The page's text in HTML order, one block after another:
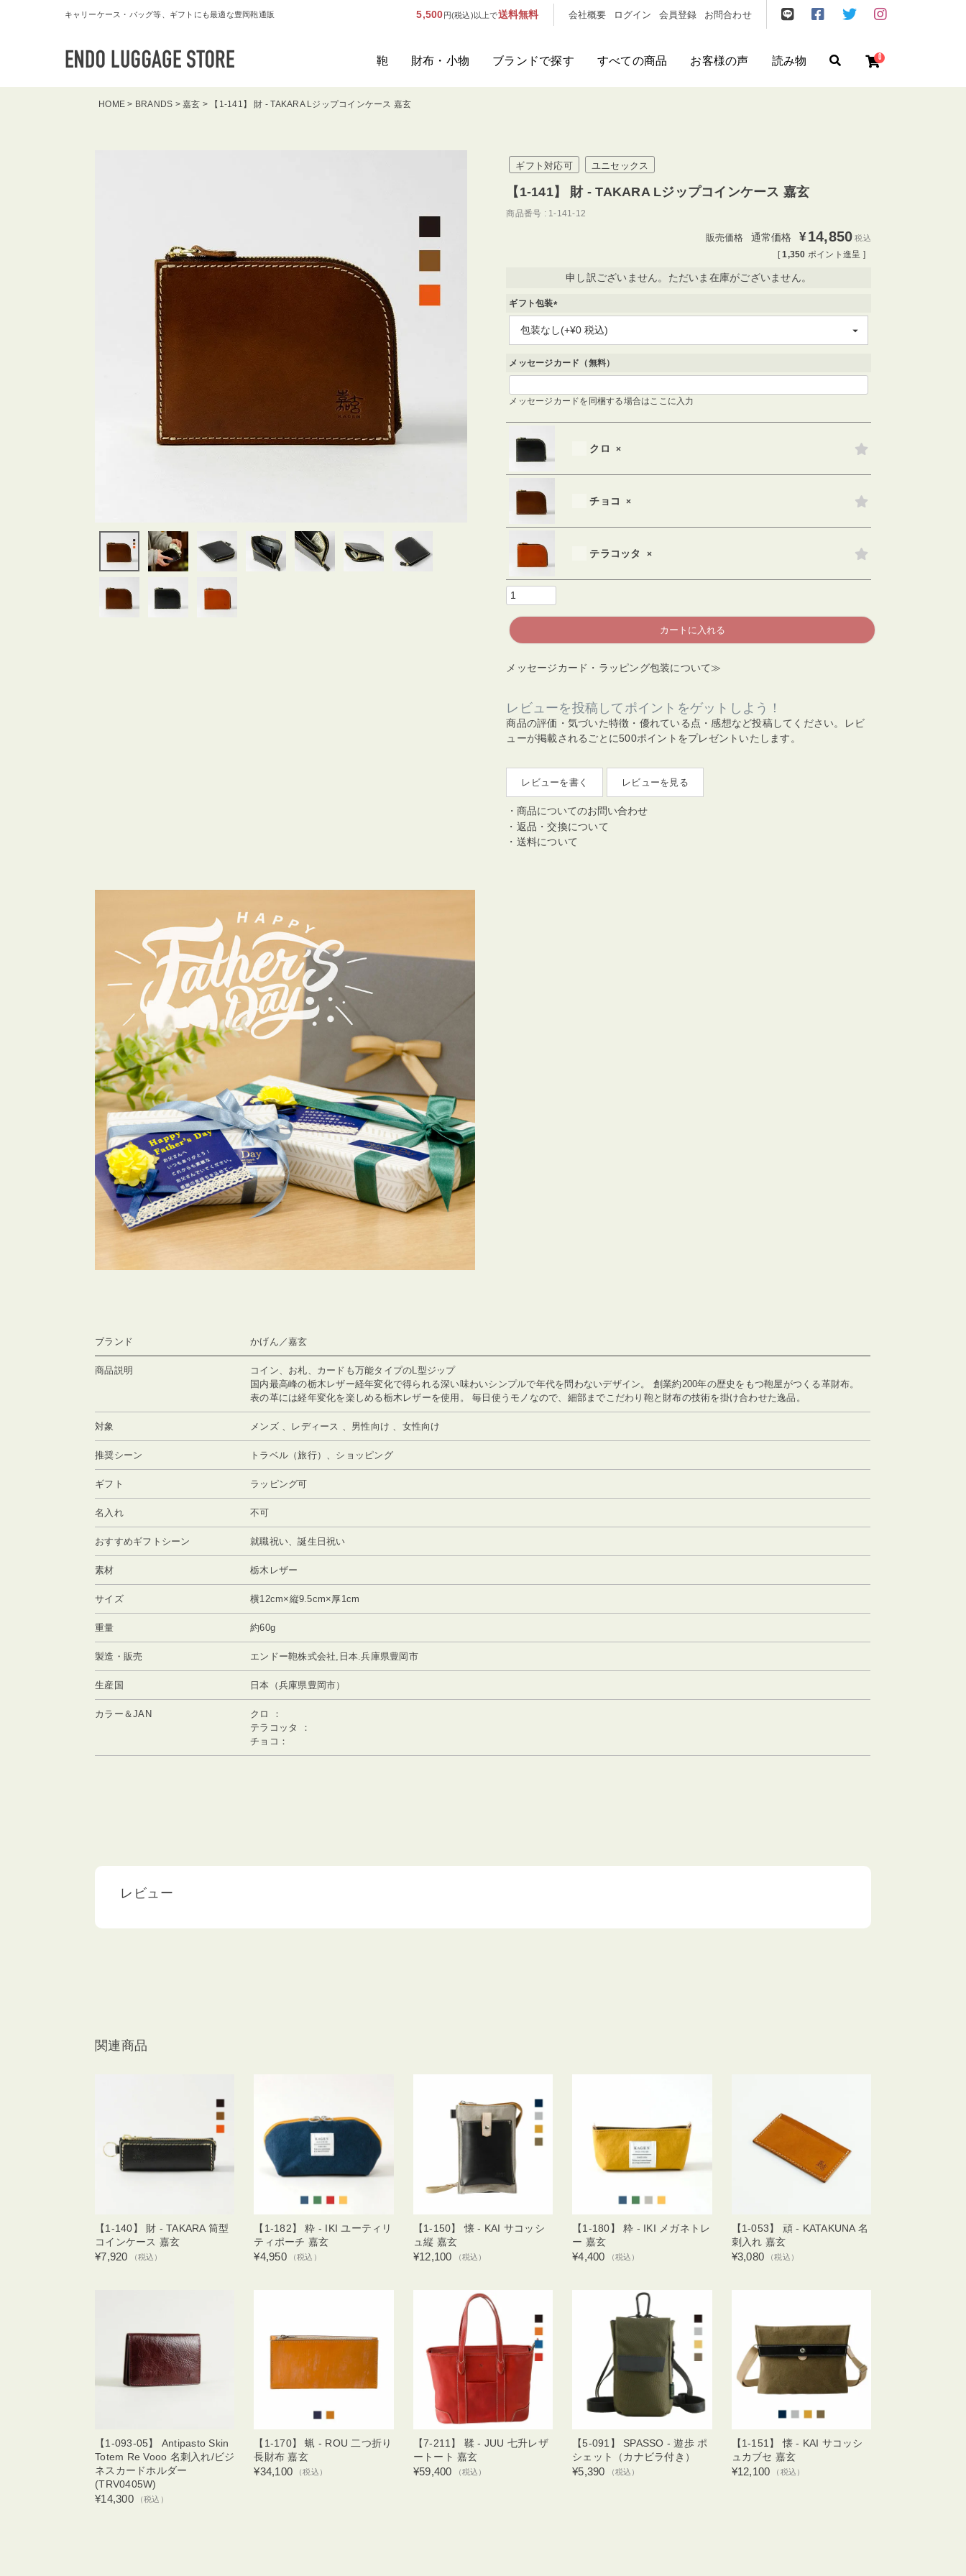
キャリーケース・バッグ等、ギフトにも最適な豊岡鞄通販 5,500円(税込)以上で送料無料 会社概要 ログイン 会員登録 お問合わせ
鞄 財布・小物 ブランドで探す すべての商品 お客様の声 読み物
ブランドから探す
0
HOME BRANDS 嘉玄 【1-141】 財 - TAKARA Lジップコインケース 嘉玄
ギフト対応可 ユニセックス
【1-141】 財 - TAKARA Lジップコインケース 嘉玄
商品番号 1-141-12
通常価格 ¥ 14,850 税込
[ 1,350 ポイント進呈 ]
申し訳ございません。ただいま在庫がございません。
ギフト包装
(
必
須
メッセージカード（無料）
メッセージカードを同梱する場合はここに入力
クロ ×
チョコ ×
テラコッタ ×
カートに入れる
メッセージカード・ラッピング包装について≫
レビューを投稿してポイントをゲットしよう！
商品の評価・気づいた特徴・優れている点・感想など投稿してください。レビ
ューが掲載されるごとに500ポイントをプレゼントいたします。
レビューを書く レビューを見る
商品についてのお問い合わせ
返品・交換について
送料について
ブランド かげん／嘉玄
商品説明
コイン、お札、カードも万能タイプのL型ジップ
国内最高峰の栃木レザー経年変化で得られる深い味わいシンプルで年代を問わないデザイン。 創業約200年の歴史をもつ鞄屋がつくる革財布。
表の革には経年変化を楽しめる栃木レザーを使用。 毎日使うモノなので、細部までこだわり鞄と財布の技術を掛け合わせた逸品。
対象 メンズ 、レディース 、男性向け 、女性向け
推奨シーン トラベル（旅行）、ショッピング
ギフト ラッピング可
名入れ 不可
おすすめギフトシーン 就職祝い、誕生日祝い
素材 栃木レザー
サイズ 横12cm×縦9.5cm×厚1cm
重量 約60g
製造・販売 エンドー鞄株式会社,日本.兵庫県豊岡市
生産国 日本（兵庫県豊岡市）
カラー＆JAN
クロ ：
テラコッタ ：
チョコ：
レビュー
関連商品
【1-140】 財 - TAKARA 筒型
コインケース 嘉玄
¥7,920 （税込）
【1-182】 粋 - IKI ユーティリ
ティポーチ 嘉玄
¥4,950 （税込）
【1-150】 懐 - KAI サコッシ
ュ縦 嘉玄
¥12,100 （税込）
【1-180】 粋 - IKI メガネトレ
ー 嘉玄
¥4,400 （税込）
【1-053】 頑 - KATAKUNA 名
刺入れ 嘉玄
¥3,080 （税込）
【1-093-05】 Antipasto Skin
Totem Re Vooo 名刺入れ/ビジ
ネスカードホルダー
(TRV0405W)
¥14,300 （税込）
【1-170】 蝋 - ROU 二つ折り
長財布 嘉玄
¥34,100 （税込）
【7-211】 鞣 - JUU 七升レザ
ートート 嘉玄
¥59,400 （税込）
【5-091】 SPASSO - 遊歩 ポ
シェット（カナビラ付き）
¥5,390 （税込）
【1-151】 懐 - KAI サコッシ
ュカブセ 嘉玄
¥12,100 （税込）